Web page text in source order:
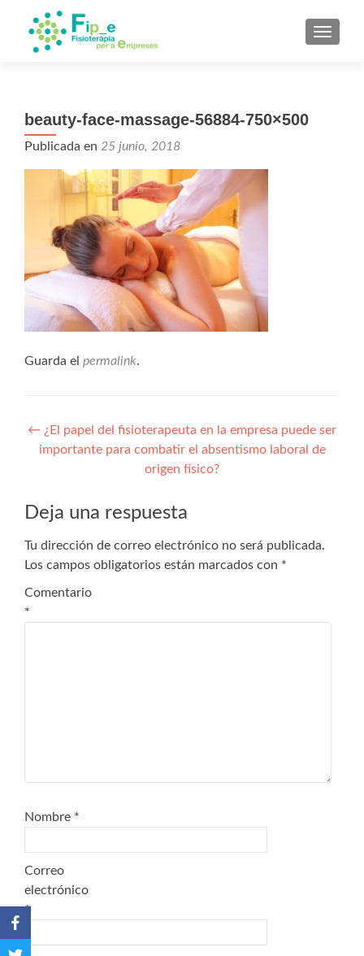
beauty-face-massage-56884-750×500
Publicada en 25 junio, 2018
Guarda el permalink.
Navegación
de
← ¿El papel del fisioterapeuta en la empresa puede ser
importante para combatir el absentismo laboral de
origen físico?
Deja una respuesta
Tu dirección de correo electrónico no será publicada.
Los campos obligatorios están marcados con *
Comentario
*
Nombre *
Correo
electrónico
*